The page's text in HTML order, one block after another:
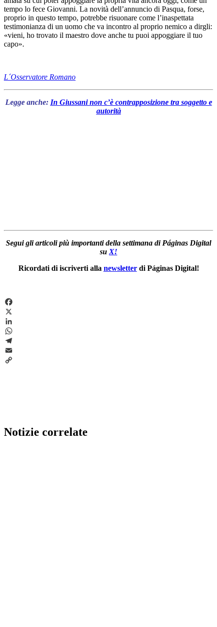
tempo lo fece Giovanni. La novità dell’annuncio di Pasqua, forse,
proprio in questo tempo, potrebbe risuonare come l’inaspettata
testimonianza di un uomo che va incontro al proprio nemico a dirgli:
«vieni, ho trovato il maestro dove anche tu puoi appoggiare il tuo
capo».
L´Osservatore Romano
Legge anche: In Giussani non c’è contrapposizione tra soggetto e
autorità
Segui gli articoli più importanti della settimana di Páginas Digital
su X!
Ricordati di iscriverti alla newsletterdi Páginas Digital!
Facebook
X
LinkedIn
WhatsApp
Telegram
Email
Notizie correlate